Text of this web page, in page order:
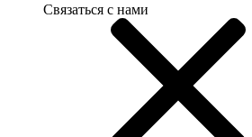
Связаться с нами